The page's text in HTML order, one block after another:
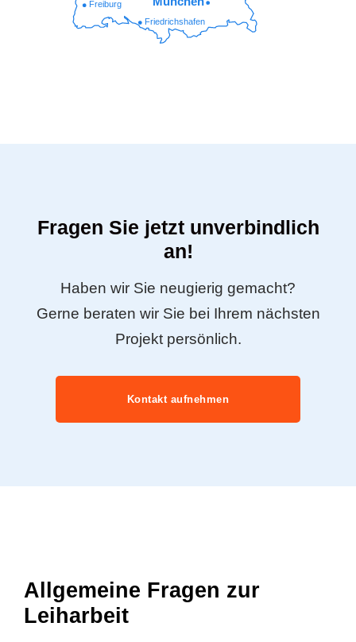
Friedrichshafen
Freiburg
Fragen Sie jetzt unverbindlich
an!
Haben wir Sie neugierig gemacht?
Gerne beraten wir Sie bei Ihrem nächsten
Projekt persönlich.
Kontakt aufnehmen
Allgemeine Fragen zur
Leiharbeit